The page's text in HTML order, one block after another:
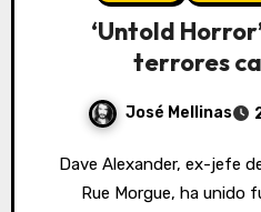
‘Untold
terrores
José Mellinas
Dave Alexander, ex-jefe de redacción de la revista
Rue Morgue, ha unido